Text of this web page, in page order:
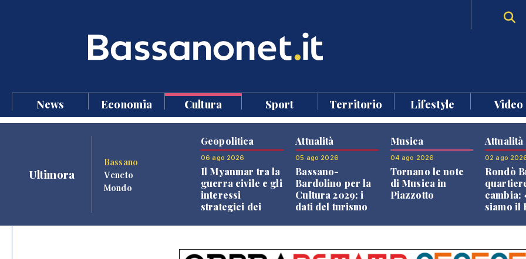
News Economia Cultura Sport Territorio Lifestyle Video
Ultimora
Bassano
Veneto
Mondo
Geopolitica
06 ago 2026
Il Myanmar tra la
guerra civile e gli
interessi
strategici dei
Attualità
05 ago 2026
Bassano-
Bardolino per la
Cultura 2029: i
dati del turismo
Musica
04 ago 2026
Tornano le note
di Musica in
Piazzotto
Attualità
02 ago
Rondò
cambia:
siamo il